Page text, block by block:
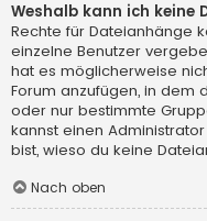
Weshalb kann ich keine
Rechte für Dateianhänge
einzelne Benutzer
hat es möglicherweise
Forum anzufügen, in dem
oder nur bestimmte
kannst einen
bist, wieso du keine
Nach oben